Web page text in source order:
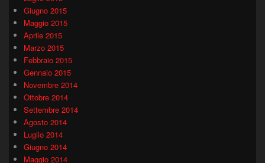
Giugno 2015
Maggio 2015
Aprile 2015
Marzo 2015
Febbraio 2015
Gennaio 2015
Novembre 2014
Ottobre 2014
Settembre 2014
Agosto 2014
Luglio 2014
Giugno 2014
Maggio 2014